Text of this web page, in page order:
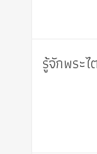
รู้จักพระ